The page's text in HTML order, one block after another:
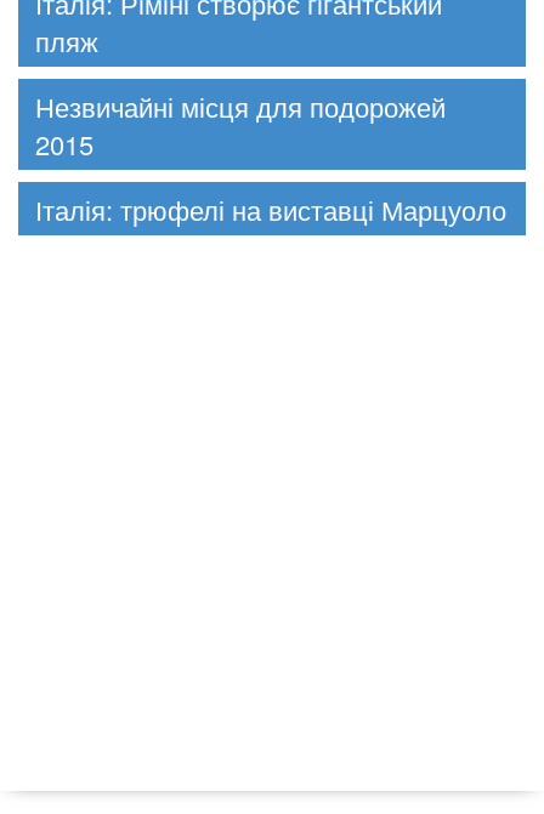
пляж
Незвичайні місця для подорожей
2015
Італія: трюфелі на виставці Марцуоло